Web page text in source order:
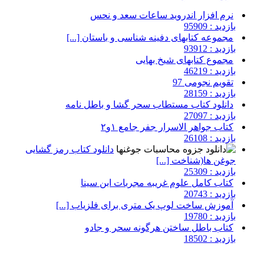
نرم افزار اندروید ساعات سعد و نحس
بازدید : 95909
مجموعه کتابهای دفینه شناسی و باستان [...]
بازدید : 93912
مجموع کتابهای شیخ بهایی
بازدید : 46219
تقویم نجومی 97
بازدید : 28159
دانلود کتاب مستطاب سحر گشا و باطل نامه
بازدید : 27097
کتاب جواهر الاسرار جفر جامع ۱و۲
بازدید : 26108
دانلود کتاب رمز گشایی
جوغن ها(شناخت [...]
بازدید : 25309
کتاب کامل علوم غریبه مجربات ابن سینا
بازدید : 20743
آموزش ساخت لوپ یک متری برای فلزیاب [...]
بازدید : 19780
کتاب باطل ساختن هرگونه سحر و جادو
بازدید : 18502